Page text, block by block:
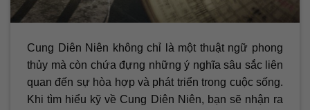
Cung Diên Niên không chỉ là một thuật ngữ phong
thủy mà còn chứa đựng những ý nghĩa sâu sắc liên
quan đến sự hòa hợp và phát triển trong cuộc sống.
Khi tìm hiểu kỹ về Cung Diên Niên, bạn sẽ nhận ra